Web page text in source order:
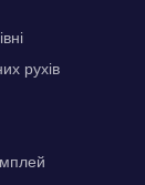
рухів